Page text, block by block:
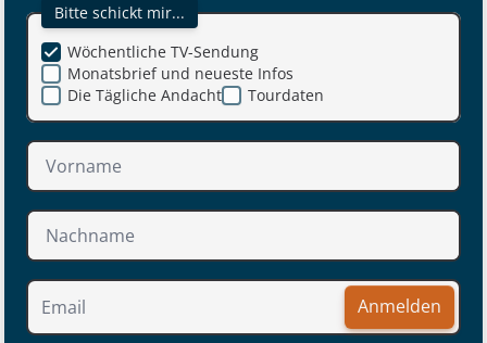
Bitte schickt mir...
Monatsbrief und neueste Infos
Die Tägliche Andacht
Wöchentliche TV-Sendung
Tourdaten
Anmelden